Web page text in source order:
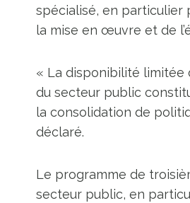
spécialisé, en particulier
la mise en œuvre et de
« La disponibilité
du secteur public
la consolidation de
déclaré.
Le programme de
secteur public, en